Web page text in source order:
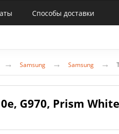
Способы доставки
→ Samsung → Samsung →
G970, Prism